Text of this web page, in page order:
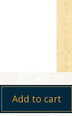
Add to cart